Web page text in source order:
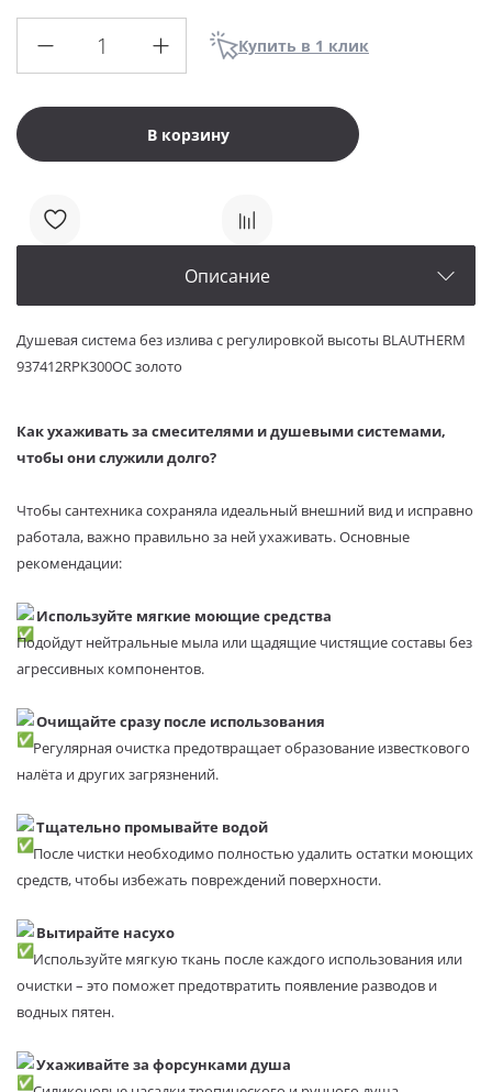
В корзину
Купить в 1 клик
Описание
Душевая система без излива с регулировкой высоты BLAUTHERM
937412RPK300OC золото
Как ухаживать за смесителями и душевыми системами,
чтобы они служили долго?
Чтобы сантехника сохраняла идеальный внешний вид и исправно
работала, важно правильно за ней ухаживать. Основные
рекомендации:
Используйте мягкие моющие средства
Подойдут нейтральные мыла или щадящие чистящие составы без
агрессивных компонентов.
Очищайте сразу после использования
Регулярная очистка предотвращает образование известкового
налёта и других загрязнений.
Тщательно промывайте водой
После чистки необходимо полностью удалить остатки моющих
средств, чтобы избежать повреждений поверхности.
Вытирайте насухо
Используйте мягкую ткань после каждого использования или
очистки – это поможет предотвратить появление разводов и
водных пятен.
Ухаживайте за форсунками душа